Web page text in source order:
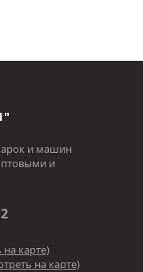
и машин
и
карте)
на карте)